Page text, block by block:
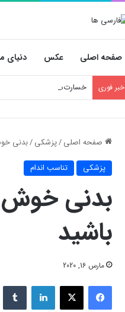
صفحه اصلی عکس دنیای
خبر فوری خسارت‌های پنهان
صفحه اصلی/پزشکی/بدنی
پزشکی تناسب اندام
بدنی خوش
باشید
مارس 16, 2020
فیسبوک X لینکدین ‫تامبلر